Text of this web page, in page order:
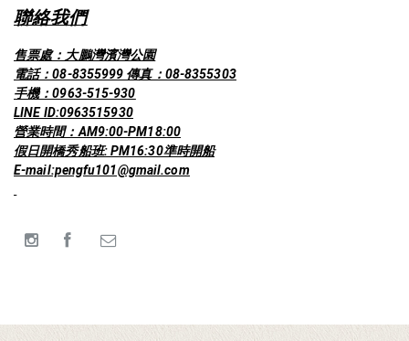
聯絡我們
售票處：大鵬灣濱灣公園
電話：08-8355999 傳真：08-8355303
手機：0963-515-930
LINE ID:0963515930
營業時間：AM9:00-PM18:00
假日開橋秀船班: PM16:30準時開船
E-mail:pengfu101@gmail.com